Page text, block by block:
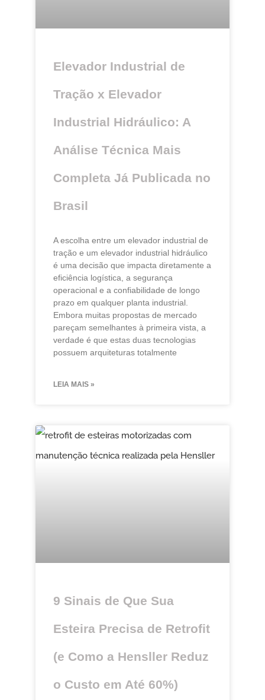
Elevador Industrial de
Tração x Elevador
Industrial Hidráulico: A
Análise Técnica Mais
Completa Já Publicada no
Brasil
A escolha entre um elevador industrial de
tração e um elevador industrial hidráulico
é uma decisão que impacta diretamente a
eficiência logística, a segurança
operacional e a confiabilidade de longo
prazo em qualquer planta industrial.
Embora muitas propostas de mercado
pareçam semelhantes à primeira vista, a
verdade é que estas duas tecnologias
possuem arquiteturas totalmente
LEIA MAIS »
9 Sinais de Que Sua
Esteira Precisa de Retrofit
(e Como a Hensller Reduz
o Custo em Até 60%)